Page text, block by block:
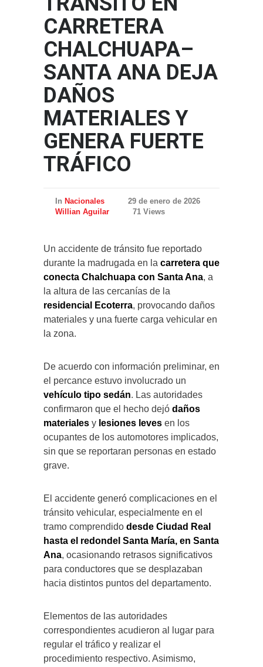
CARRETERA
CHALCHUAPA–
SANTA ANA DEJA
DAÑOS
MATERIALES Y
GENERA FUERTE
TRÁFICO
In Nacionales
29 de enero de 2026
Willian Aguilar
71 Views
Un accidente de tránsito fue reportado
durante la madrugada en la carretera que
conecta Chalchuapa con Santa Ana, a
la altura de las cercanías de la
residencial Ecoterra, provocando daños
materiales y una fuerte carga vehicular en
la zona.
De acuerdo con información preliminar, en
el percance estuvo involucrado un
vehículo tipo sedán. Las autoridades
confirmaron que el hecho dejó daños
materiales y lesiones leves en los
ocupantes de los automotores implicados,
sin que se reportaran personas en estado
grave.
El accidente generó complicaciones en el
tránsito vehicular, especialmente en el
tramo comprendido desde Ciudad Real
hasta el redondel Santa María, en Santa
Ana, ocasionando retrasos significativos
para conductores que se desplazaban
hacia distintos puntos del departamento.
Elementos de las autoridades
correspondientes acudieron al lugar para
regular el tráfico y realizar el
procedimiento respectivo. Asimismo,